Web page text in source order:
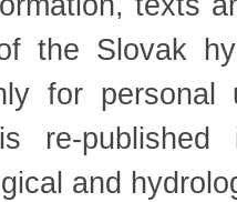
the Slovak
for personal
re-
and